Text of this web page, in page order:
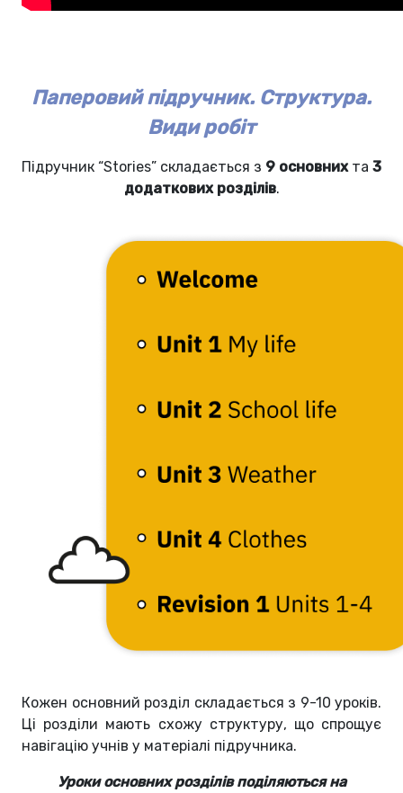
Паперовий підручник. Структура.
Види робіт
Підручник “Stories” складається з 9 основнихта 3
додаткових розділів.
Кожен основний розділ складається з 9-10 уроків.
Ці розділи мають схожу структуру, що спрощує
навігацію учнів у матеріалі підручника.
Уроки основних розділів поділяються на